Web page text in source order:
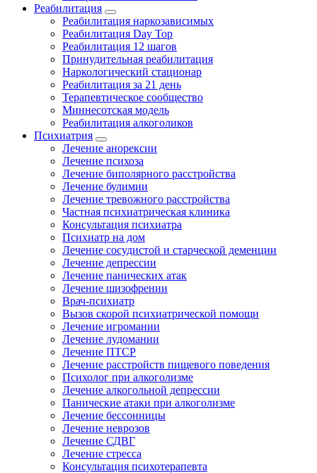
Реабилитация
Реабилитация наркозависимых
Реабилитация Day Top
Реабилитация 12 шагов
Принудительная реабилитация
Наркологический стационар
Реабилитация за 21 день
Терапевтическое сообщество
Миннесотская модель
Реабилитация алкоголиков
Психиатрия
Лечение анорексии
Лечение психоза
Лечение биполярного расстройства
Лечение булимии
Лечение тревожного расстройства
Частная психиатрическая клиника
Консультация психиатра
Психиатр на дом
Лечение сосудистой и старческой деменции
Лечение депрессии
Лечение панических атак
Лечение шизофрении
Врач-психиатр
Вызов скорой психиатрической помощи
Лечение игромании
Лечение лудомании
Лечение ПТСР
Лечение расстройств пищевого поведения
Психолог при алкоголизме
Лечение алкогольной депрессии
Панические атаки при алкоголизме
Лечение бессонницы
Лечение неврозов
Лечение СДВГ
Лечение стресса
Консультация психотерапевта